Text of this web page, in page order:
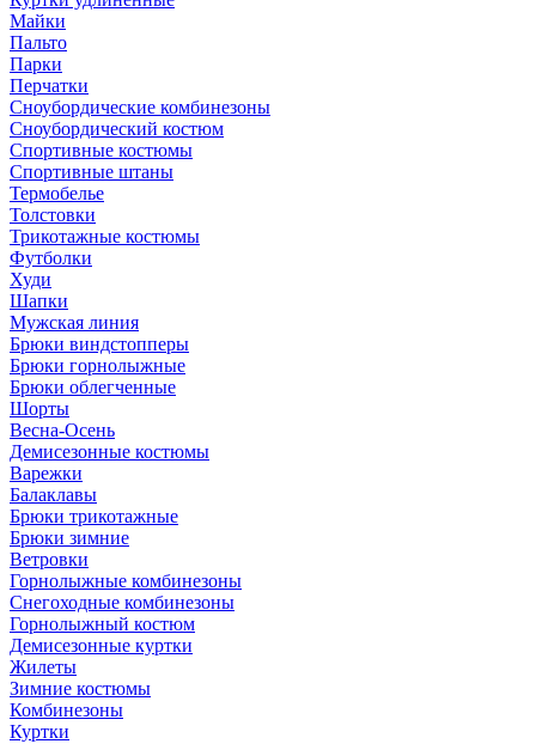
Майки
Пальто
Парки
Перчатки
Сноубордические комбинезоны
Сноубордический костюм
Спортивные костюмы
Спортивные штаны
Термобелье
Толстовки
Трикотажные костюмы
Футболки
Худи
Шапки
Мужская линия
Брюки виндстопперы
Брюки горнолыжные
Брюки облегченные
Шорты
Весна-Осень
Демисезонные костюмы
Варежки
Балаклавы
Брюки трикотажные
Брюки зимние
Ветровки
Горнолыжные комбинезоны
Снегоходные комбинезоны
Горнолыжный костюм
Демисезонные куртки
Жилеты
Зимние костюмы
Комбинезоны
Куртки